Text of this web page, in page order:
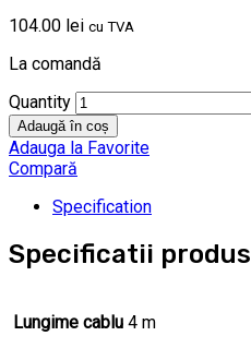
104.00 lei cu TVA
La comandă
Quantity
Adaugă în coș
Adauga la Favorite
Compară
Specification
Specificatii produs
Lungime cablu 4 m